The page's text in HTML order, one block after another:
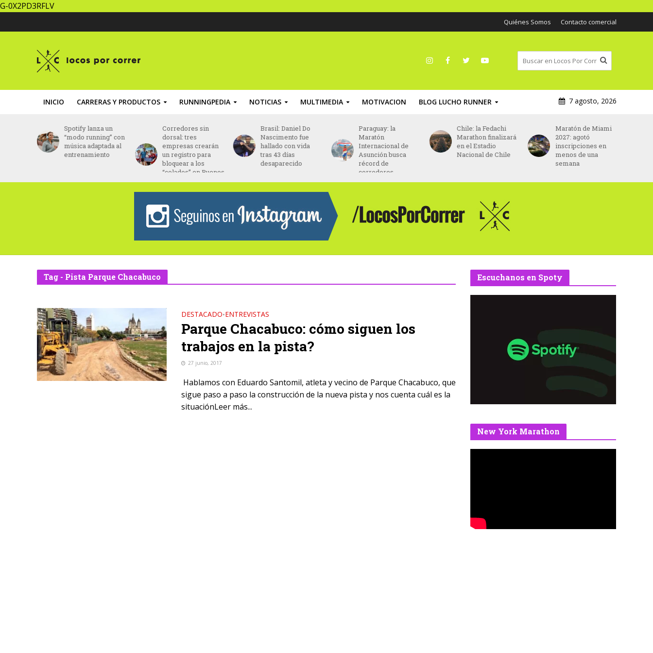
G-0X2PD3RFLV
Quiénes Somos Contacto comercial
INICIO CARRERAS Y PRODUCTOS RUNNINGPEDIA NOTICIAS MULTIMEDIA MOTIVACION BLOG LUCHO RUNNER 7 agosto, 2026
Spotify lanza un
“modo running” con
música adaptada al
entrenamiento
Corredores sin
dorsal: tres
empresas crearán
un registro para
bloquear a los
“colados” en Buenos
Aires
Brasil: Daniel Do
Nascimento fue
hallado con vida
tras 43 días
desaparecido
Paraguay: la
Maratón
Internacional de
Asunción busca
récord de
corredores
Chile: la Fedachi
Marathon finalizará
en el Estadio
Nacional de Chile
Maratón de Miami
2027: agotó
inscripciones en
menos de una
semana
Tag - Pista Parque Chacabuco
DESTACADO•ENTREVISTAS
Parque Chacabuco: cómo siguen los
trabajos en la pista?
27 junio, 2017
Hablamos con Eduardo Santomil, atleta y vecino de Parque Chacabuco, que
sigue paso a paso la construcción de la nueva pista y nos cuenta cuál es la
situaciónLeer más...
Escuchanos en Spoty
New York Marathon